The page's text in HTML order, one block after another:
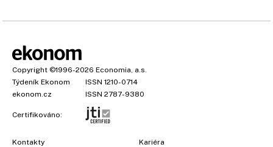
Copyright ©1996-2026 Economia, a.s.
Týdeník Ekonom
ISSN 1210-0714
ekonom.cz
ISSN 2787-9380
Certifikováno:
Kontakty
Kariéra